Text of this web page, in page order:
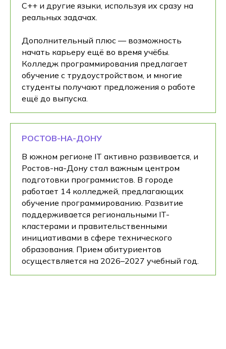
C++ и другие языки, используя их сразу на
реальных задачах.
Дополнительный плюс — возможность
начать карьеру ещё во время учёбы.
Колледж программирования предлагает
обучение с трудоустройством, и многие
студенты получают предложения о работе
ещё до выпуска.
РОСТОВ-НА-ДОНУ
В южном регионе IT активно развивается, и
Ростов-на-Дону стал важным центром
подготовки программистов. В городе
работает 14 колледжей, предлагающих
обучение программированию. Развитие
поддерживается региональными IT-
кластерами и правительственными
инициативами в сфере технического
образования. Прием абитуриентов
осуществляется на 2026–2027 учебный год.